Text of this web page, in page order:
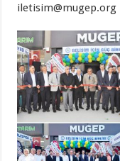
iletisim@mugep.org